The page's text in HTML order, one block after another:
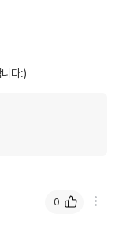
다:)
0